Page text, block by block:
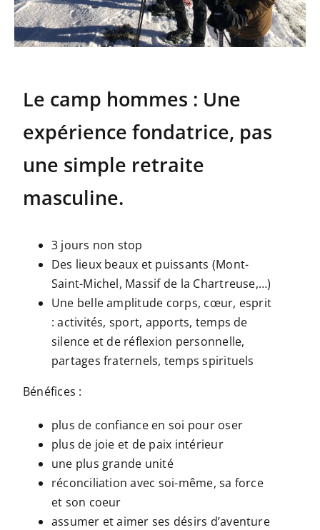
Le camp hommes : Une
expérience fondatrice, pas
une simple retraite
masculine.
3 jours non stop
Des lieux beaux et puissants (Mont-
Saint-Michel, Massif de la Chartreuse,…)
Une belle amplitude corps, cœur, esprit
: activités, sport, apports, temps de
silence et de réflexion personnelle,
partages fraternels, temps spirituels
Bénéfices :
plus de confiance en soi pour oser
plus de joie et de paix intérieur
une plus grande unité
réconciliation avec soi-même, sa force
et son coeur
assumer et aimer ses désirs d’aventure